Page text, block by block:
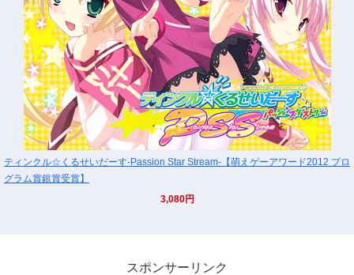
ティンクル☆くるせいだーす-Passion Star Stream-【萌えゲーアワード2012 プロ
グラム賞銀賞受賞】
3,080円
スポンサーリンク